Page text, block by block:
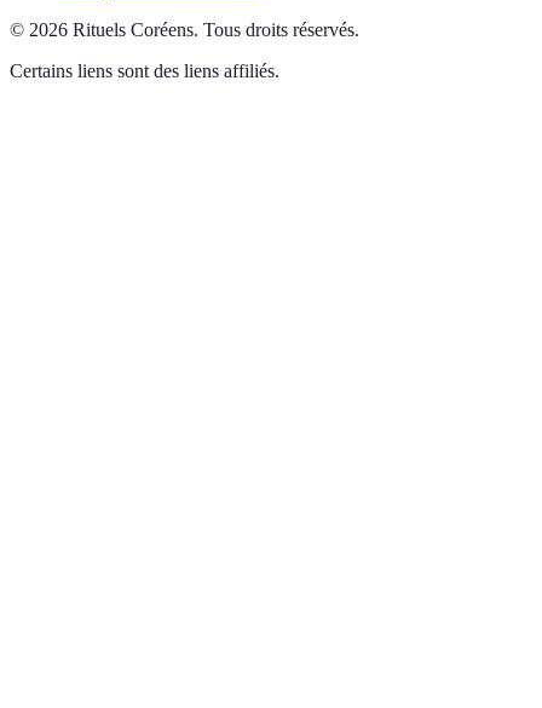
© 2026 Rituels Coréens. Tous droits réservés.
Certains liens sont des liens affiliés.